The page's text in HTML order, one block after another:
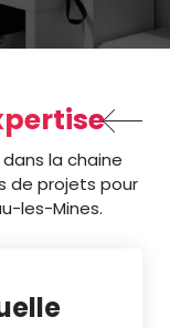
la chaine
de projets pour
les-Mines.